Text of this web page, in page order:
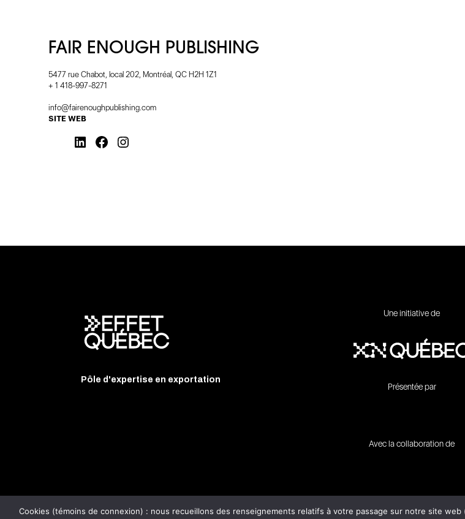
FAIR ENOUGH PUBLISHING
5477 rue Chabot, local 202, Montréal, QC H2H 1Z1
+ 1 418-997-8271
info@fairenoughpublishing.com
SITE WEB
Pôle d'expertise en exportation
Une initiative de
Présentée par
Avec la collaboration de
© 2026 Xn Québec
Cookies (témoins de connexion) : nous recueillons des renseignements relatifs à votre passage sur notre site